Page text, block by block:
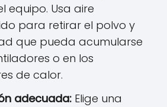
equipo. Usa aire
para retirar el polvo y
que pueda acumularse
o en los
de calor.
adecuada: Elige una